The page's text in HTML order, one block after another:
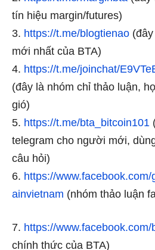
tín hiệu margin/futures)
3. https://t.me/blogtienao
mới nhất của BTA)
4. https://t.me/joinchat/
(đây là nhóm chỉ thảo luận,
gió)
5. https://t.me/bta_bitcoin101
telegram cho người mới,
câu hỏi)
6. https://
ainvietnam (nhóm thảo luận
7. https://www.facebook.com/
chính thức của BTA)